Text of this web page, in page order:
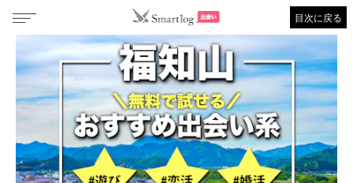
目次に戻る